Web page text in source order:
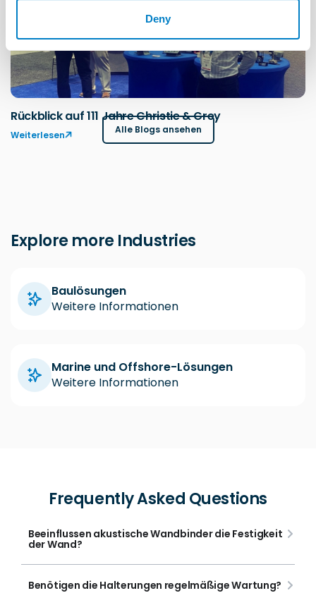
Deny
Rückblick auf 111 Jahre Christie & Grey
Weiterlesen Alle Blogs ansehen
Explore more Industries
Baulösungen
Weitere Informationen
Marine und Offshore-Lösungen
Weitere Informationen
Frequently Asked Questions
Beeinflussen akustische Wandbinder die Festigkeit
der Wand?
Benötigen die Halterungen regelmäßige Wartung?